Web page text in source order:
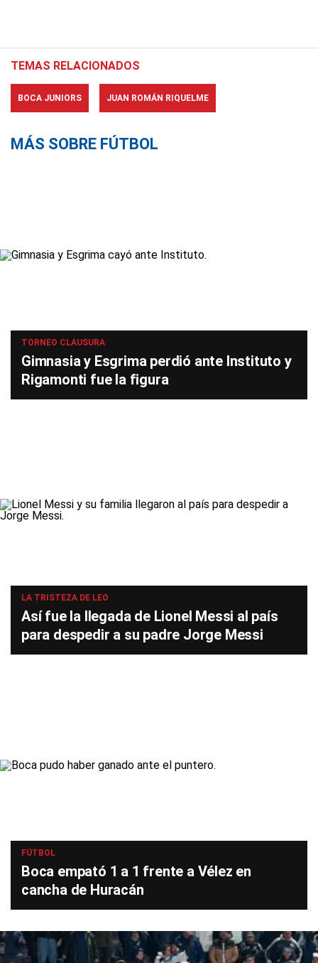
TEMAS RELACIONADOS
BOCA JUNIORS JUAN ROMÁN RIQUELME
MÁS SOBRE FÚTBOL
TORNEO CLAUSURA
Gimnasia y Esgrima perdió ante Instituto y
Rigamonti fue la figura
LA TRISTEZA DE LEO
Así fue la llegada de Lionel Messi al país
para despedir a su padre Jorge Messi
FÚTBOL
Boca empató 1 a 1 frente a Vélez en
cancha de Huracán